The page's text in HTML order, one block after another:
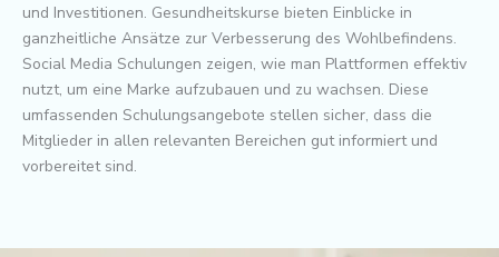
und Investitionen. Gesundheitskurse bieten Einblicke in
ganzheitliche Ansätze zur Verbesserung des Wohlbefindens.
Social Media Schulungen zeigen, wie man Plattformen effektiv
nutzt, um eine Marke aufzubauen und zu wachsen. Diese
umfassenden Schulungsangebote stellen sicher, dass die
Mitglieder in allen relevanten Bereichen gut informiert und
vorbereitet sind.